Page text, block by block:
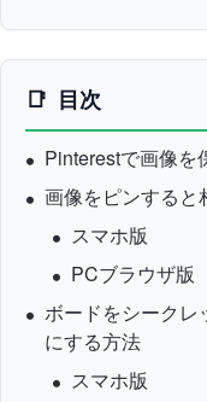
目次
Pinterestで画像を
画像をピンすると
スマホ版
PCブラウザ版
ボードをシークレ
にする方法
スマホ版